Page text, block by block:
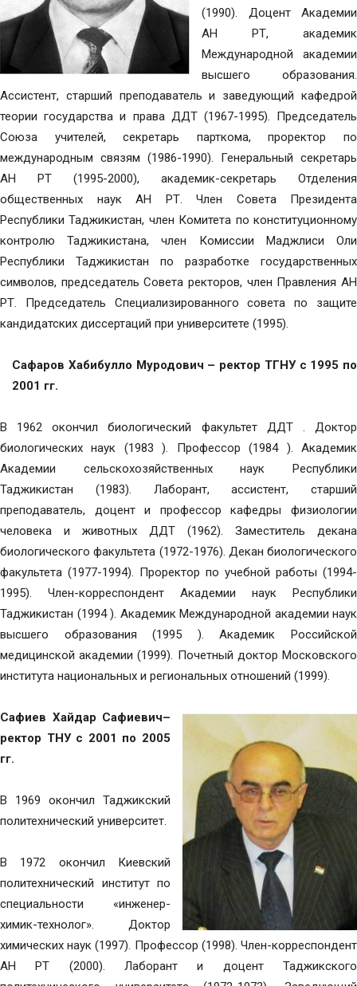
(1990). Доцент Академии
АН РТ, академик
Международной академии
высшего образования.
Ассистент, старший преподаватель и заведующий кафедрой
теории государства и права ДДТ (1967-1995). Председатель
Союза учителей, секретарь парткома, проректор по
международным связям (1986-1990). Генеральный секретарь
АН РТ (1995-2000), академик-секретарь Отделения
общественных наук АН РТ. Член Совета Президента
Республики Таджикистан, член Комитета по конституционному
контролю Таджикистана, член Комиссии Маджлиси Оли
Республики Таджикистан по разработке государственных
символов, председатель Совета ректоров, член Правления АН
РТ. Председатель Специализированного совета по защите
кандидатских диссертаций при университете (1995).
Сафаров Хабибулло Муродович – ректор ТГНУ с 1995 по
2001 гг.
В 1962 окончил биологический факультет ДДТ . Доктор
биологических наук (1983 ). Профессор (1984 ). Академик
Академии сельскохозяйственных наук Республики
Таджикистан (1983). Лаборант, ассистент, старший
преподаватель, доцент и профессор кафедры физиологии
человека и животных ДДТ (1962). Заместитель декана
биологического факультета (1972-1976). Декан биологического
факультета (1977-1994). Проректор по учебной работы (1994-
1995). Член-корреспондент Академии наук Республики
Таджикистан (1994 ). Академик Международной академии наук
высшего образования (1995 ). Академик Российской
медицинской академии (1999). Почетный доктор Московского
института национальных и региональных отношений (1999).
Сафиев Хайдар Сафиевич–
ректор ТНУ с 2001 по 2005
гг.
В 1969 окончил Таджикский
политехнический университет.
В 1972 окончил Киевский
политехнический институт по
специальности «инженер-
химик-технолог». Доктор
химических наук (1997). Профессор (1998). Член-корреспондент
АН РТ (2000). Лаборант и доцент Таджикского